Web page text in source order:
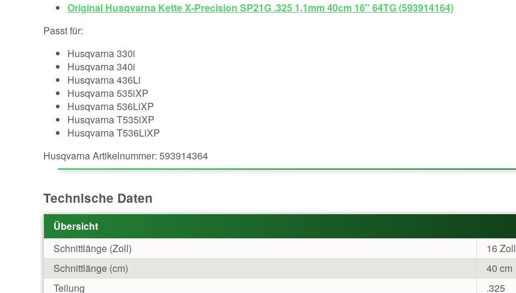
Original Husqvarna Kette X-Precision SP21G .325 1,1mm 40cm 16" 64TG (593914164)
Passt für:
Husqvarna 330i
Husqvarna 340i
Husqvarna 436Li
Husqvarna 535iXP
Husqvarna 536LiXP
Husqvarna T535iXP
Husqvarna T536LiXP
Husqvarna Artikelnummer: 593914364
Technische Daten
Übersicht
Schnittlänge (Zoll)
16 Zoll
Schnittlänge (cm)
40 cm
Teilung
.325